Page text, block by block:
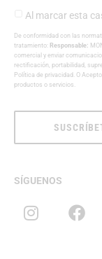
Al marcar esta
De conformidad con las
tratamiento: Responsable:
comercial y enviar
rectificación, portabilidad,
Política de privacidad . O
productos o servicios.
SÍGUENOS